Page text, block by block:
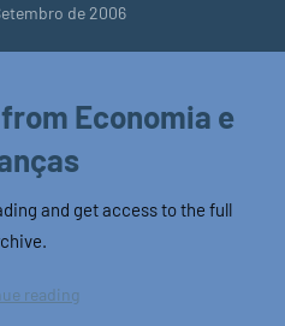
de 2006
Economia e
and get access to the full
reading